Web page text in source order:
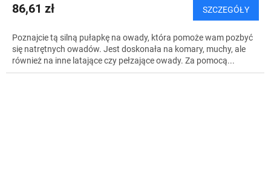
86,61 zł SZCZEGÓŁY
Poznajcie tą silną pułapkę na owady, która pomoże wam pozbyć
się natrętnych owadów. Jest doskonała na komary, muchy, ale
również na inne latające czy pełzające owady. Za pomocą...